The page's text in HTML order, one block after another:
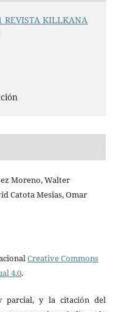
REVISTA KILLKANA
Moreno, Walter
Catota Mesias, Omar
Creative Commons
4.0.
parcial, y la citación del